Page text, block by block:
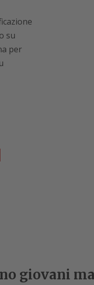
su
per
giovani